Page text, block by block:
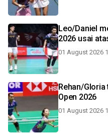
Leo/Daniel
2026 usai
01 August 2026
Rehan/
Open 2026
01 August 2026